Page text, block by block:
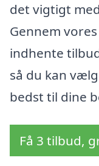
det vigtigt
Gennem
indhente
så du kan
bedst til dine
Få 3 tilbud,